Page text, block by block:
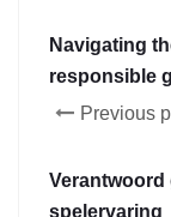
Navigating
responsible
Previous
spelervaring